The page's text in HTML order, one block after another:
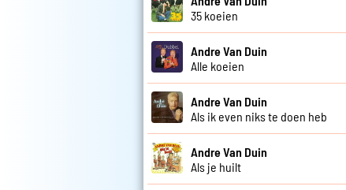
35 koeien
Andre Van Duin
Alle koeien
Andre Van Duin
Als ik even niks te doen heb
Andre Van Duin
Als je huilt